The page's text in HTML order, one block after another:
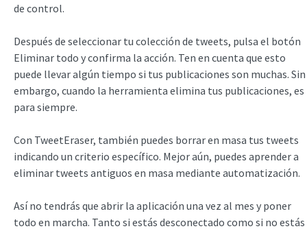
de control.
Después de seleccionar tu colección de tweets, pulsa el botón
Eliminar todo y confirma la acción. Ten en cuenta que esto
puede llevar algún tiempo si tus publicaciones son muchas. Sin
embargo, cuando la herramienta elimina tus publicaciones, es
para siempre.
Con TweetEraser, también puedes borrar en masa tus tweets
indicando un criterio específico. Mejor aún, puedes aprender a
eliminar tweets antiguos en masa mediante automatización.
Así no tendrás que abrir la aplicación una vez al mes y poner
todo en marcha. Tanto si estás desconectado como si no estás